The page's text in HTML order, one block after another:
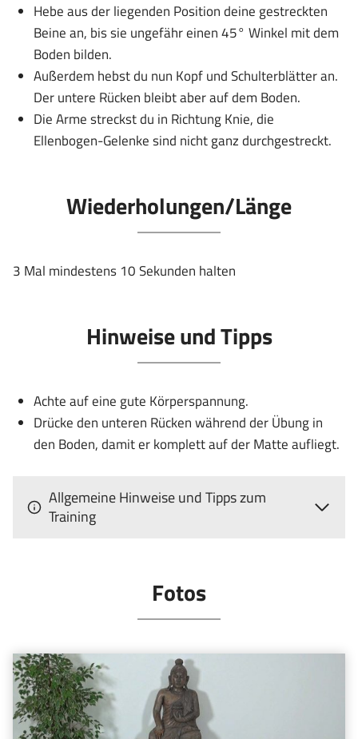
Hebe aus der liegenden Position deine gestreckten
Beine an, bis sie ungefähr einen 45° Winkel mit dem
Boden bilden.
Außerdem hebst du nun Kopf und Schulterblätter an.
Der untere Rücken bleibt aber auf dem Boden.
Die Arme streckst du in Richtung Knie, die
Ellenbogen-Gelenke sind nicht ganz durchgestreckt.
Wiederholungen/Länge
3 Mal mindestens 10 Sekunden halten
Hinweise und Tipps
Achte auf eine gute Körperspannung.
Drücke den unteren Rücken während der Übung in
den Boden, damit er komplett auf der Matte aufliegt.
Allgemeine Hinweise und Tipps zum
Training
Fotos